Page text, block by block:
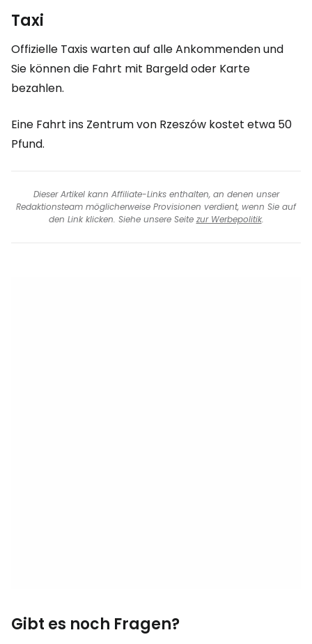
Taxi
Offizielle Taxis warten auf alle Ankommenden und
Sie können die Fahrt mit Bargeld oder Karte
bezahlen.
Eine Fahrt ins Zentrum von Rzeszów kostet etwa 50
Pfund.
Dieser Artikel kann Affiliate-Links enthalten, an denen unser
Redaktionsteam möglicherweise Provisionen verdient, wenn Sie auf
den Link klicken. Siehe unsere Seite zur Werbepolitik.
Gibt es noch Fragen?